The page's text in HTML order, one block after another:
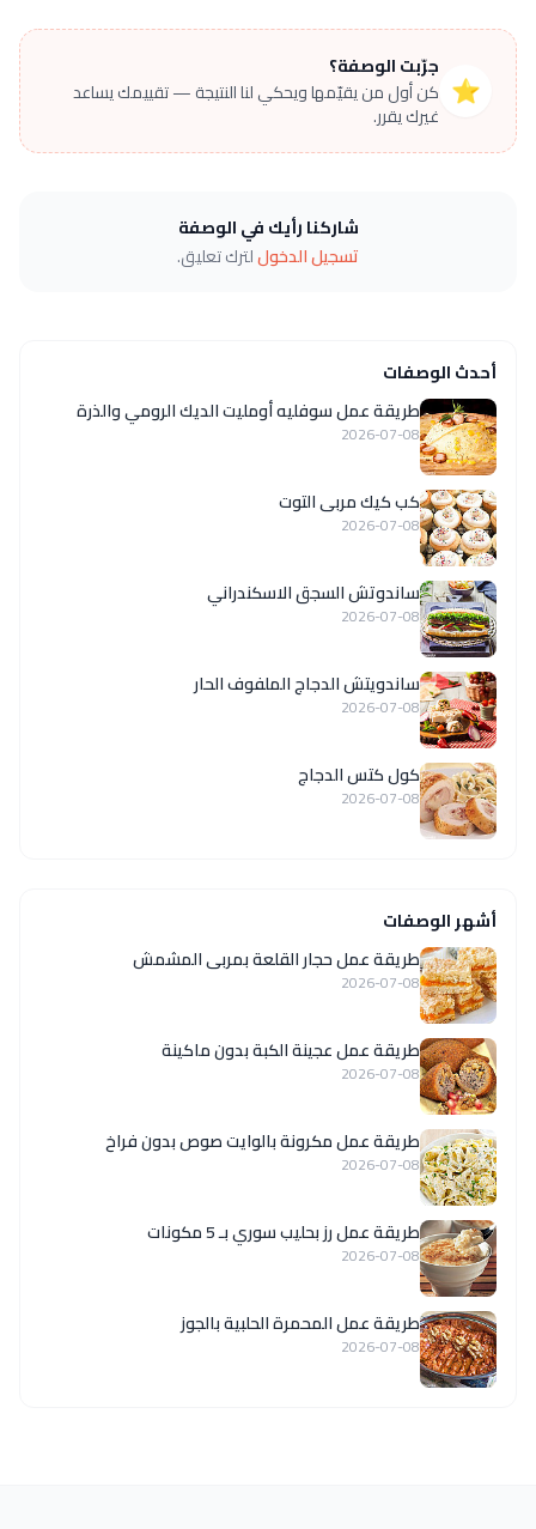
⭐
جرّبت الوصفة؟
كن أول من يقيّمها ويحكي لنا النتيجة — تقييمك يساعد
غيرك يقرر.
شاركنا رأيك في الوصفة
تسجيل الدخوللترك تعليق.
أحدث الوصفات
طريقة عمل سوفليه أومليت الديك الرومي والذرة
2026-07-08
كب كيك مربى التوت
2026-07-08
ساندوتش السجق الاسكندراني
2026-07-08
ساندويتش الدجاج الملفوف الحار
2026-07-08
كول كتس الدجاج
2026-07-08
أشهر الوصفات
طريقة عمل حجار القلعة بمربى المشمش
2026-07-08
طريقة عمل عجينة الكبة بدون ماكينة
2026-07-08
طريقة عمل مكرونة بالوايت صوص بدون فراخ
2026-07-08
طريقة عمل رز بحليب سوري بـ 5 مكونات
2026-07-08
طريقة عمل المحمرة الحلبية بالجوز
2026-07-08